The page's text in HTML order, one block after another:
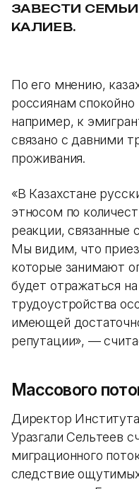
ЗАВЕСТИ
КАЛИЕВ.
По его мнению,
россиянам
например, к
связано с давними
проживания.
«В Казахстане
этносом по
реакции, связанные
Мы видим, что
которые занимают
будет отражаться
трудоустройства
имеющей
репутации», —
Массового
Директор
Уразгали Сельтеев
миграционного
следствие